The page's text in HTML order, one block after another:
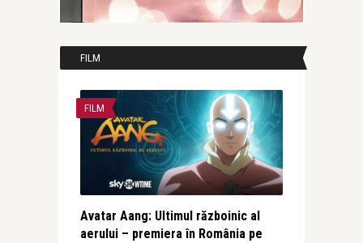
FILM
FILM
Avatar Aang: Ultimul războinic al
aerului – premiera în România pe